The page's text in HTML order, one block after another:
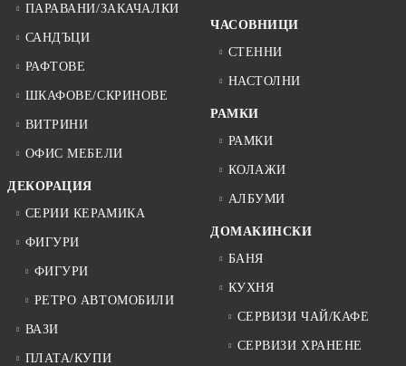
ПАРАВАНИ/ЗАКАЧАЛКИ
САНДЪЦИ
РАФТОВЕ
ШКАФОВЕ/СКРИНОВЕ
ВИТРИНИ
ОФИС МЕБЕЛИ
ДЕКОРАЦИЯ
СЕРИИ КЕРАМИКА
ФИГУРИ
ФИГУРИ
РЕТРО АВТОМОБИЛИ
ВАЗИ
ПЛАТА/КУПИ
ЧАСОВНИЦИ
СТЕННИ
НАСТОЛНИ
РАМКИ
РАМКИ
КОЛАЖИ
АЛБУМИ
ДОМАКИНСКИ
БАНЯ
КУХНЯ
СЕРВИЗИ ЧАЙ/КАФЕ
СЕРВИЗИ ХРАНЕНЕ